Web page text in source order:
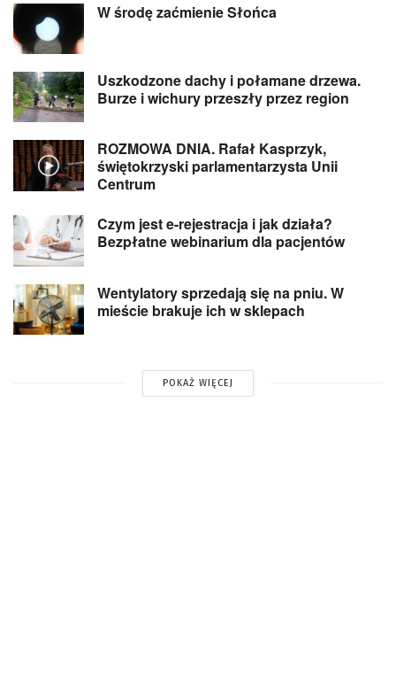
W środę zaćmienie Słońca
Uszkodzone dachy i połamane drzewa.
Burze i wichury przeszły przez region
ROZMOWA DNIA. Rafał Kasprzyk,
świętokrzyski parlamentarzysta Unii
Centrum
Czym jest e-rejestracja i jak działa?
Bezpłatne webinarium dla pacjentów
Wentylatory sprzedają się na pniu. W
mieście brakuje ich w sklepach
POKAŻ WIĘCEJ